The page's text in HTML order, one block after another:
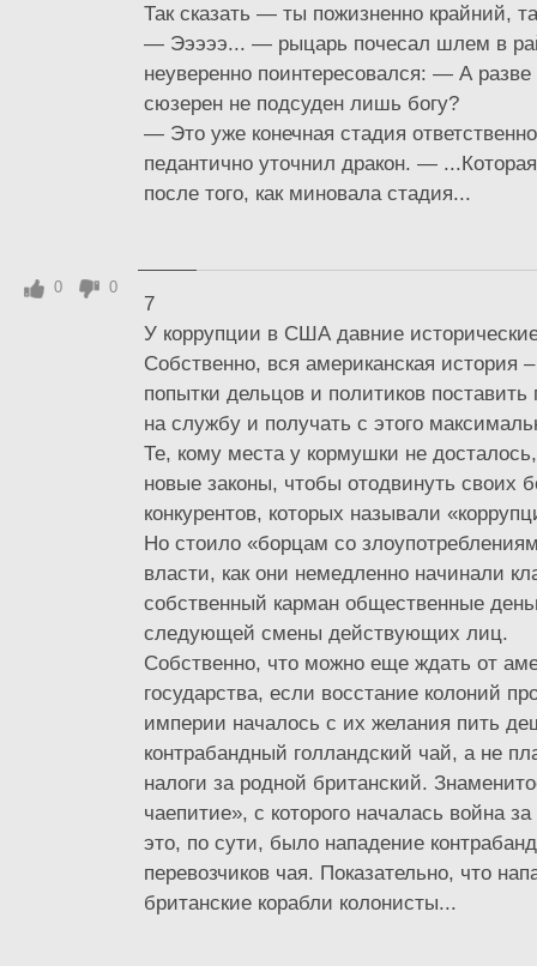
Так сказать — ты пожизненно крайний,
— Эээээ... — рыцарь почесал шлем в
неуверенно поинтересовался: — А
сюзерен не подсуден лишь богу?
— Это уже конечная стадия
педантично уточнил дракон. —
после того, как миновала стадия...
7
У коррупции в США давние
Собственно, вся американская история
попытки дельцов и политиков поставить
на службу и получать с этого
Те, кому места у кормушки не
новые законы, чтобы отодвинуть своих
конкурентов, которых называли
Но стоило «борцам со
власти, как они немедленно начинали
собственный карман общественные
следующей смены действующих лиц.
Собственно, что можно еще ждать от
государства, если восстание колоний
империи началось с их желания пить
контрабандный голландский чай, а не
налоги за родной британский.
чаепитие», с которого началась война
это, по сути, было нападение
перевозчиков чая. Показательно, что
британские корабли колонисты...
0 0